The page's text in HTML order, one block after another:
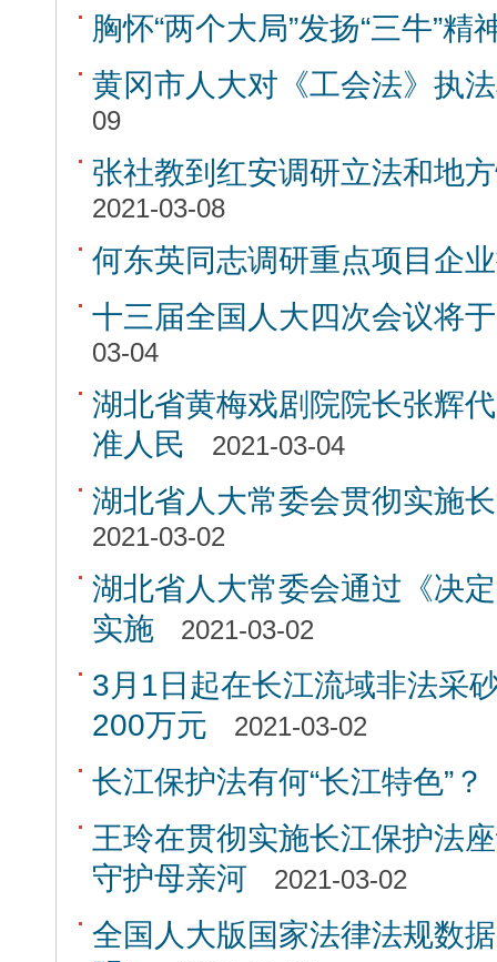
胸怀“两个大局”发扬“三牛”精
黄冈市人大对《工会法》执
09
张社教到红安调研立法和地
2021-03-08
何东英同志调研重点项目企
十三届全国人大四次会议将
03-04
湖北省黄梅戏剧院院长张辉
准人民
2021-03-04
湖北省人大常委会贯彻实施
2021-03-02
湖北省人大常委会通过《决
实施
2021-03-02
3月1日起在长江流域非法采
200万元
2021-03-02
长江保护法有何“长江特色”？
王玲在贯彻实施长江保护法
守护母亲河
2021-03-02
全国人大版国家法律法规数